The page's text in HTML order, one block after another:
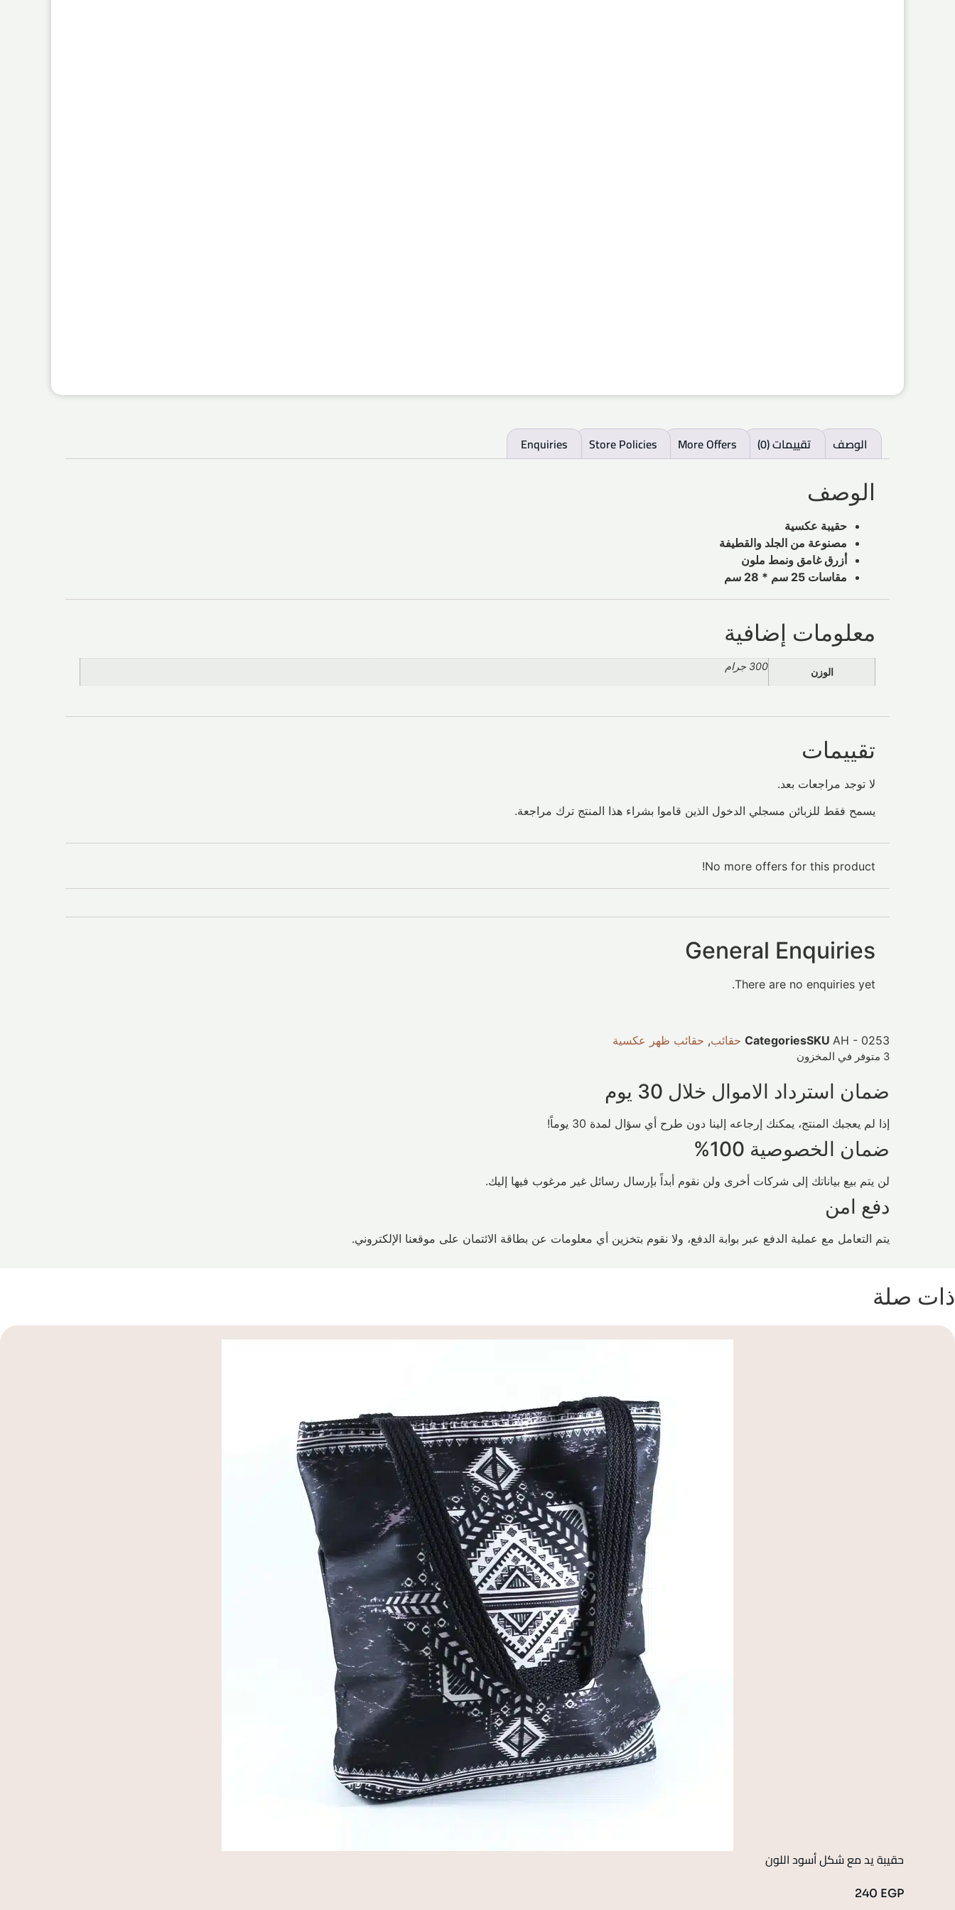
الوصف تقييمات (0) More Offers
Store Policies
Enquiries
الوصف
حقيبة عكسية
مصنوعة من الجلد والقطيفة
أزرق غامق ونمط ملون
مقاسات 25 سم * 28 سم
معلومات إضافية
الوزن 300 جرام
تقييمات
لا توجد مراجعات بعد.
يسمح فقط للزبائن مسجلي الدخول الذين قاموا بشراء هذا المنتج ترك مراجعة.
No more offers for this product!
General Enquiries
There are no enquiries yet.
SKU AH - 0253
Categories حقائب, حقائب ظهر عكسية
3 متوفر في المخزون
ضمان استرداد الاموال خلال 30 يوم
إذا لم يعجبك المنتج، يمكنك إرجاعه إلينا دون طرح أي سؤال لمدة 30 يوماً!
ضمان الخصوصية 100%
لن يتم بيع بياناتك إلى شركات أخرى ولن نقوم أبداً بإرسال رسائل غير مرغوب فيها إليك.
دفع امن
يتم التعامل مع عملية الدفع عبر بوابة الدفع، ولا نقوم بتخزين أي معلومات عن بطاقة الائتمان على موقعنا الإلكتروني.
ذات صلة
حقيبة يد مع شكل أسود اللون
240 EGP